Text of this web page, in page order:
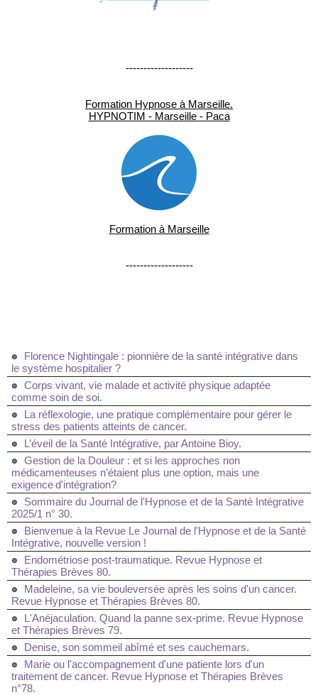
-------------------
Formation Hypnose à Marseille.
HYPNOTIM - Marseille - Paca
Formation à Marseille
-------------------
Florence Nightingale : pionnière de la santé intégrative dans
le système hospitalier ?
Corps vivant, vie malade et activité physique adaptée
comme soin de soi.
La réflexologie, une pratique complémentaire pour gérer le
stress des patients atteints de cancer.
L’éveil de la Santé Intégrative, par Antoine Bioy.
Gestion de la Douleur : et si les approches non
médicamenteuses n’étaient plus une option, mais une
exigence d'intégration?
Sommaire du Journal de l'Hypnose et de la Santé Intégrative
2025/1 n° 30.
Bienvenue à la Revue Le Journal de l'Hypnose et de la Santé
Intégrative, nouvelle version !
Endométriose post-traumatique. Revue Hypnose et
Thérapies Brèves 80.
Madeleine, sa vie bouleversée après les soins d'un cancer.
Revue Hypnose et Thérapies Brèves 80.
L'Anéjaculation. Quand la panne sex-prime. Revue Hypnose
et Thérapies Brèves 79.
Denise, son sommeil abîmé et ses cauchemars.
Marie ou l'accompagnement d'une patiente lors d'un
traitement de cancer. Revue Hypnose et Thérapies Brèves
n°78.